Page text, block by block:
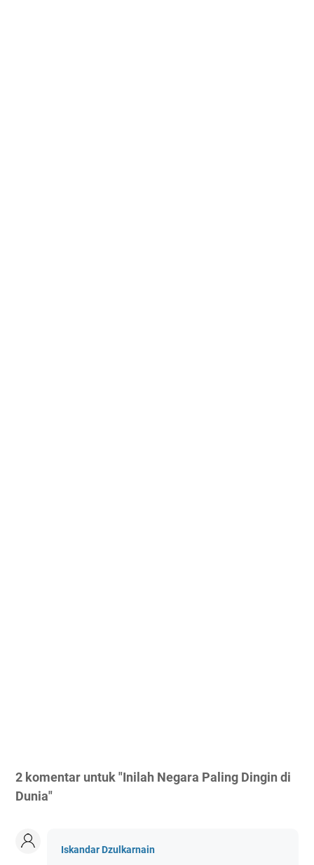
2 komentar untuk "Inilah Negara Paling Dingin di
Dunia"
Iskandar Dzulkarnain